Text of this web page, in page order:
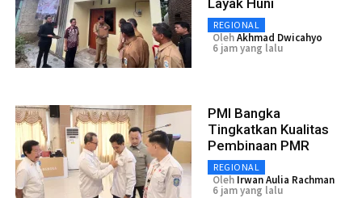
REGIONAL
OlehAkhmad Dwicahyo
6 jam yang lalu
PMI Bangka
Tingkatkan Kualitas
Pembinaan PMR
REGIONAL
Oleh Irwan Aulia Rachman
6 jam yang lalu